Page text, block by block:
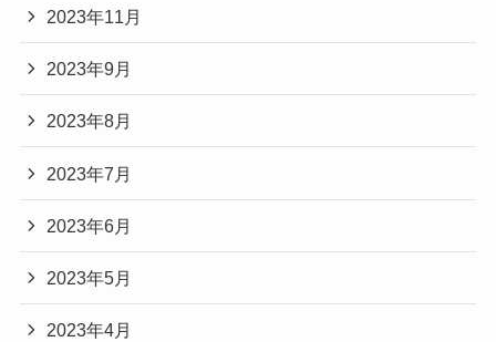
2023年11月
2023年9月
2023年8月
2023年7月
2023年6月
2023年5月
2023年4月